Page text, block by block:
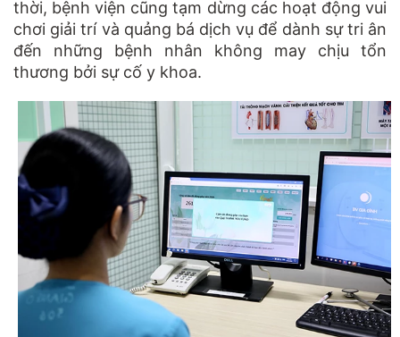
thời, bệnh viện cũng tạm dừng các hoạt động vui
chơi giải trí và quảng bá dịch vụ để dành sự tri ân
đến những bệnh nhân không may chịu tổn
thương bởi sự cố y khoa.